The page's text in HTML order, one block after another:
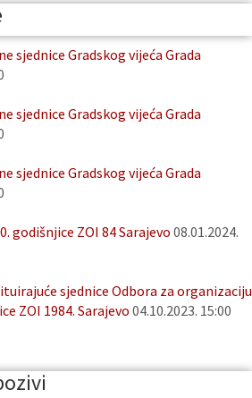
sjednice Gradskog vijeća Grada
sjednice Gradskog vijeća Grada
sjednice Gradskog vijeća Grada
godišnjice ZOI 84 Sarajevo 08.01.2024.
sjednice Odbora za organizaciju
ZOI 1984. Sarajevo 04.10.2023. 15:00